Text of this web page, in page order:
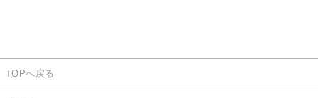
TOPへ戻る